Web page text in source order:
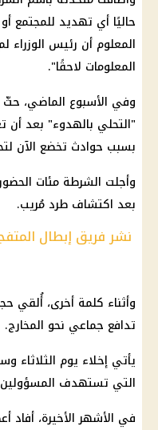
حاليًا أي تهديد للمجتمع
المعلوم أن رئيس
المعلومات لاحقًا".
وفي الأسبوع الماضي، حثّ
"التحلي بالهدوء" بعد
بسبب حوادث تخضع الآن
بعد اكتشاف طرد مُريب.
نشر فريق إبطال
وأثناء كلمة أخرى، أُلقي
تدافع جماعي نحو المخارج.
يأتي إخلاء يوم
التي تستهدف المسؤولين
في الأشهر الأخيرة، أفاد